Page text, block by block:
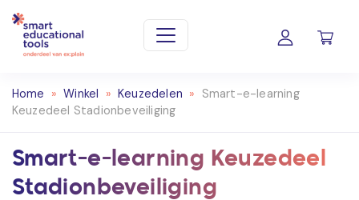
Home » Winkel » Keuzedelen »
Smart-e-learning
Keuzedeel Stadionbeveiliging
Smart-e-learning Keuzedeel
Stadionbeveiliging